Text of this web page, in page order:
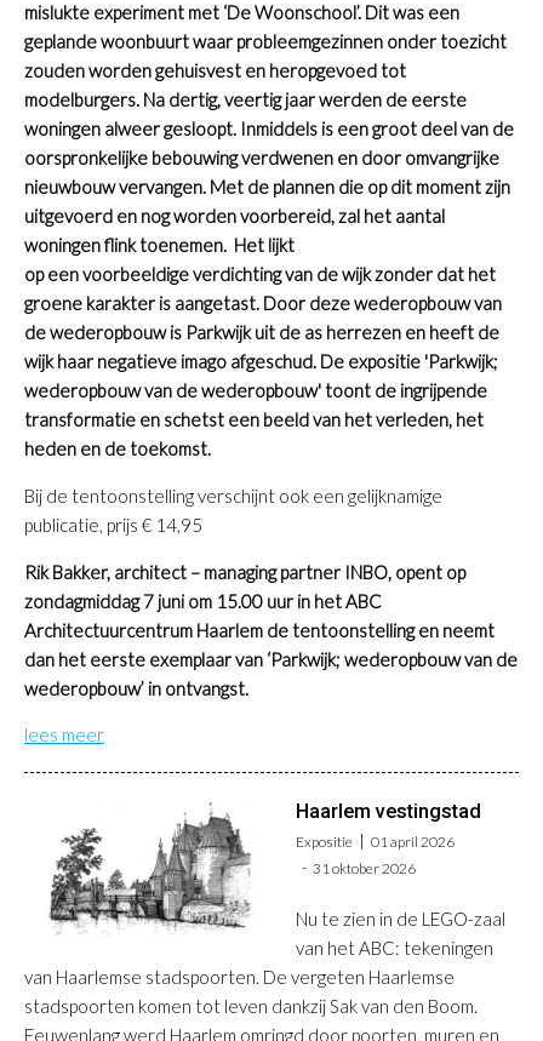
mislukte experiment met ‘De Woonschool’. Dit was een
geplande woonbuurt waar probleemgezinnen onder toezicht
zouden worden gehuisvest en heropgevoed tot
modelburgers. Na dertig, veertig jaar werden de eerste
woningen alweer gesloopt. Inmiddels is een groot deel van de
oorspronkelijke bebouwing verdwenen en door omvangrijke
nieuwbouw vervangen. Met de plannen die op dit moment zijn
uitgevoerd en nog worden voorbereid, zal het aantal
woningen flink toenemen. Het lijkt
op een voorbeeldige verdichting van de wijk zonder dat het
groene karakter is aangetast. Door deze wederopbouw van
de wederopbouw is Parkwijk uit de as herrezen en heeft de
wijk haar negatieve imago afgeschud. De expositie 'Parkwijk;
wederopbouw van de wederopbouw' toont de ingrijpende
transformatie en schetst een beeld van het verleden, het
heden en de toekomst.
Bij de tentoonstelling verschijnt ook een gelijknamige
publicatie, prijs € 14,95
Rik Bakker, architect – managing partner INBO, opent op
zondagmiddag 7 juni om 15.00 uur in het ABC
Architectuurcentrum Haarlem de tentoonstelling en neemt
dan het eerste exemplaar van ‘Parkwijk; wederopbouw van de
wederopbouw’ in ontvangst.
lees meer
Haarlem vestingstad
Expositie
01 april 2026
31 oktober 2026
Nu te zien in de LEGO-zaal
van het ABC: tekeningen
van Haarlemse stadspoorten. De vergeten Haarlemse
stadspoorten komen tot leven dankzij Sak van den Boom.
Eeuwenlang werd Haarlem omringd door poorten, muren en